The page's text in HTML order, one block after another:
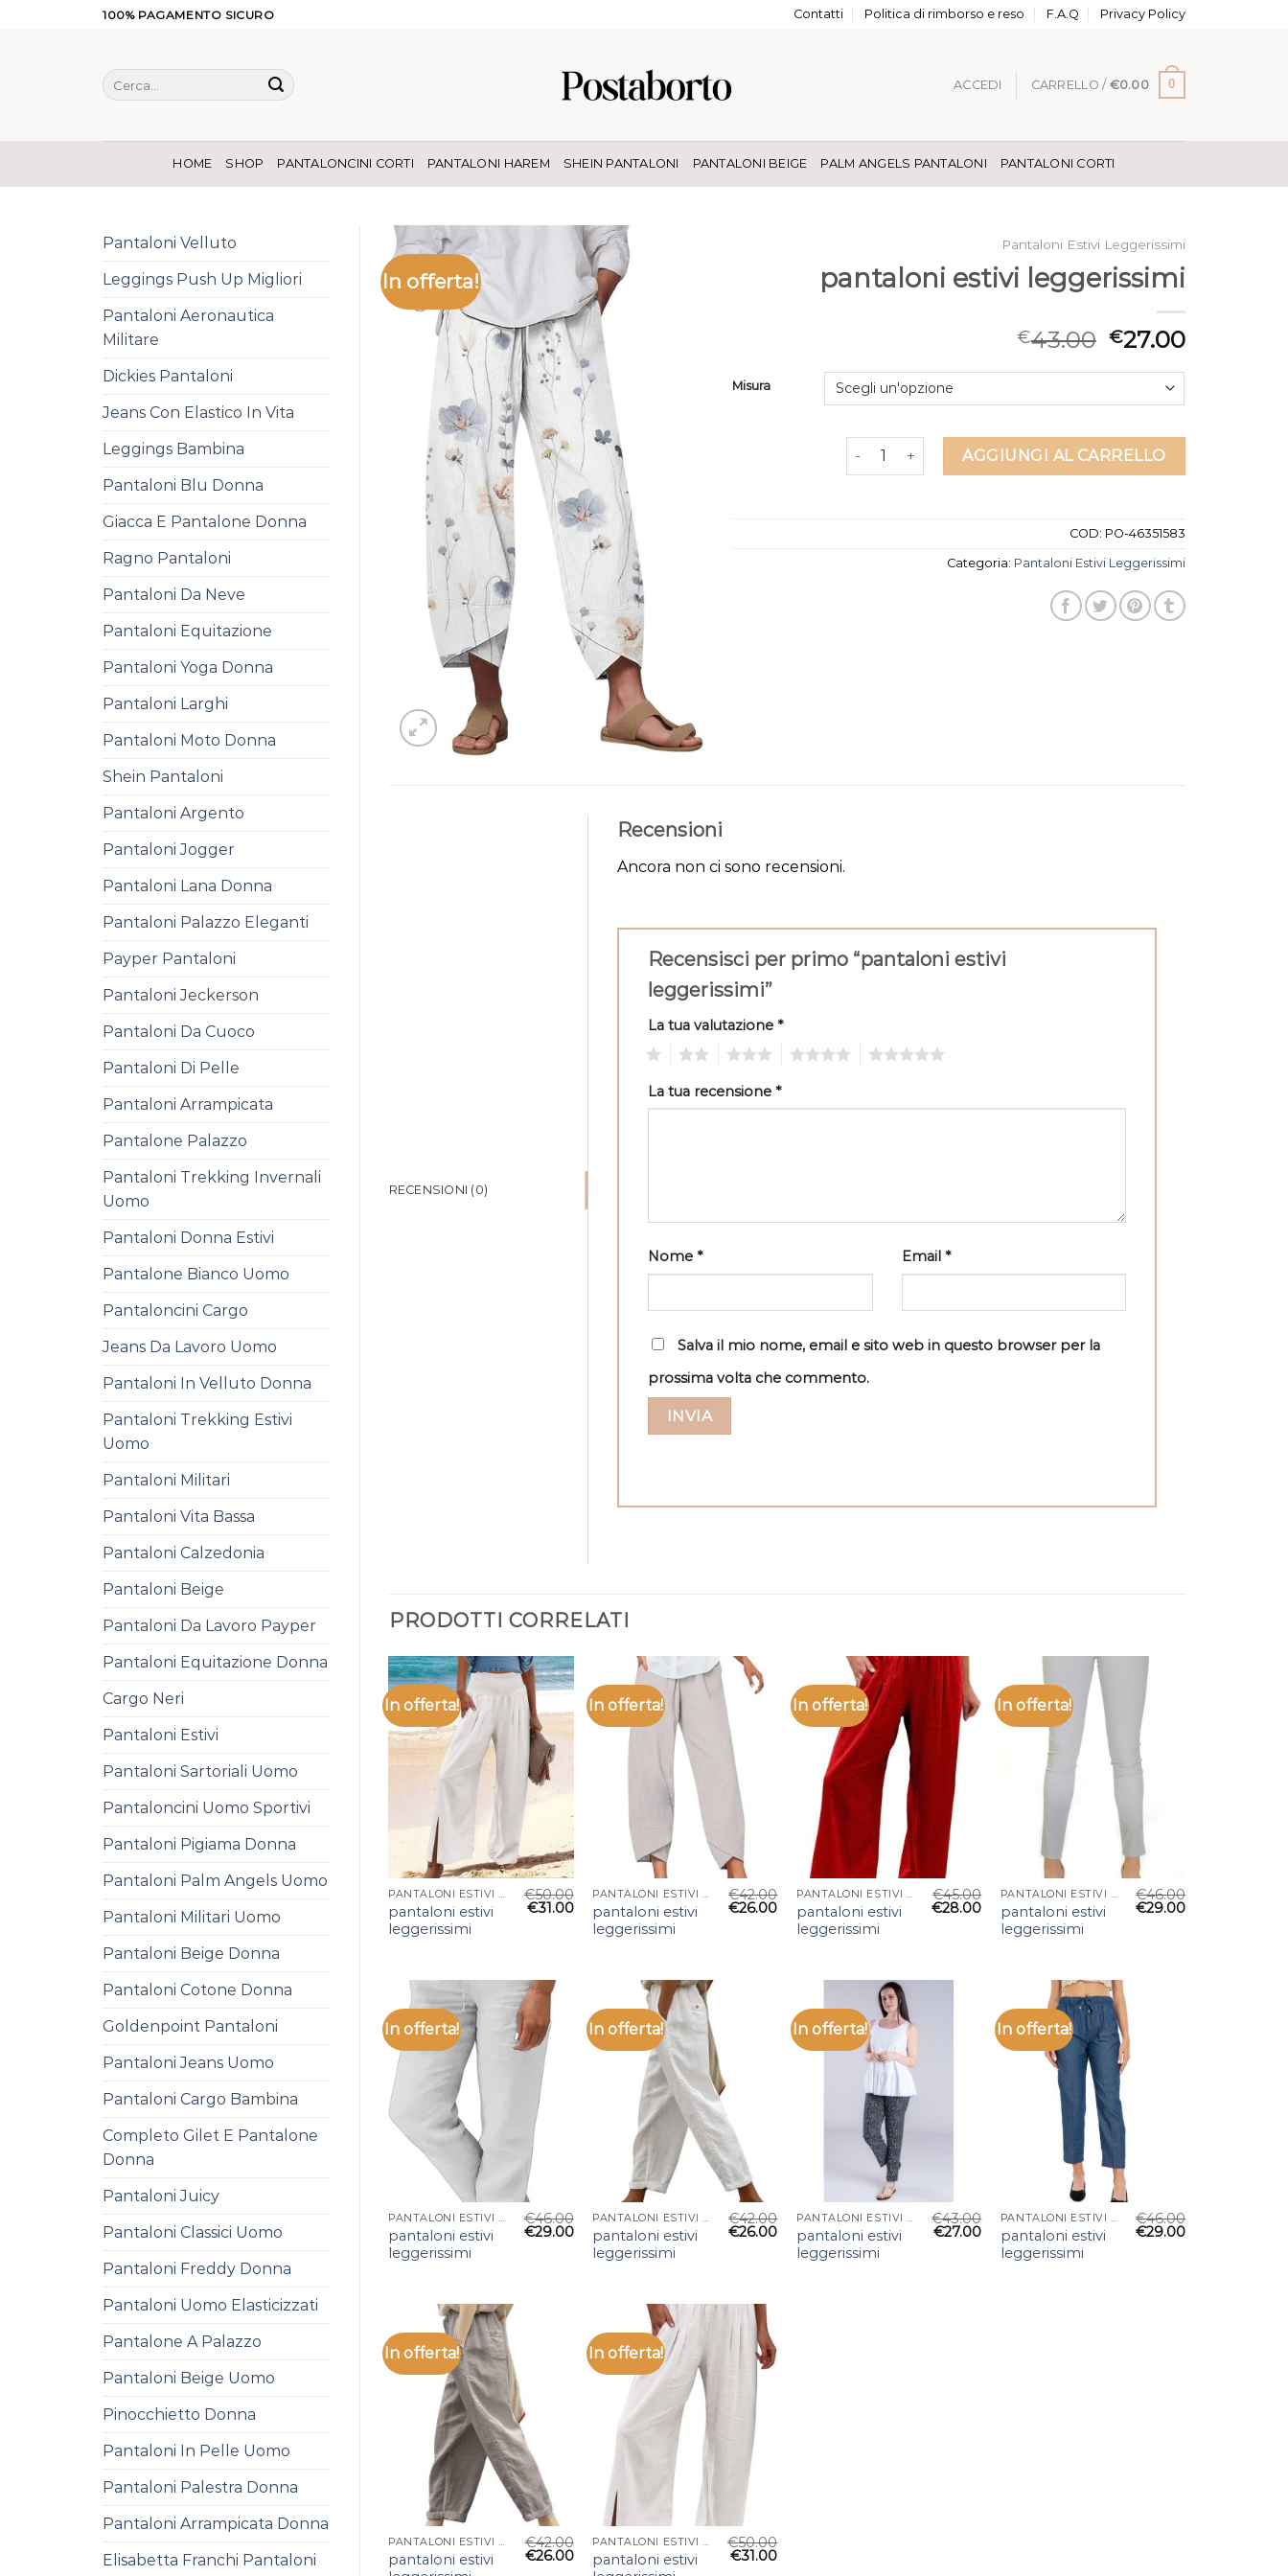
100% PAGAMENTO SICURO Contatti Politica di rimborso e reso F.A.Q Privacy Policy
Cerca:
ACCEDI CARRELLO / €0.00 0
HOME SHOP PANTALONCINI CORTI PANTALONI HAREM SHEIN PANTALONI PANTALONI BEIGE PALM ANGELS PANTALONI PANTALONI CORTI
Pantaloni Velluto
Leggings Push Up Migliori
Pantaloni Aeronautica
Militare
Dickies Pantaloni
Jeans Con Elastico In Vita
Leggings Bambina
Pantaloni Blu Donna
Giacca E Pantalone Donna
Ragno Pantaloni
Pantaloni Da Neve
Pantaloni Equitazione
Pantaloni Yoga Donna
Pantaloni Larghi
Pantaloni Moto Donna
Shein Pantaloni
Pantaloni Argento
Pantaloni Jogger
Pantaloni Lana Donna
Pantaloni Palazzo Eleganti
Payper Pantaloni
Pantaloni Jeckerson
Pantaloni Da Cuoco
Pantaloni Di Pelle
Pantaloni Arrampicata
Pantalone Palazzo
Pantaloni Trekking Invernali
Uomo
Pantaloni Donna Estivi
Pantalone Bianco Uomo
Pantaloncini Cargo
Jeans Da Lavoro Uomo
Pantaloni In Velluto Donna
Pantaloni Trekking Estivi
Uomo
Pantaloni Militari
Pantaloni Vita Bassa
Pantaloni Calzedonia
Pantaloni Beige
Pantaloni Da Lavoro Payper
Pantaloni Equitazione Donna
Cargo Neri
Pantaloni Estivi
Pantaloni Sartoriali Uomo
Pantaloncini Uomo Sportivi
Pantaloni Pigiama Donna
Pantaloni Palm Angels Uomo
Pantaloni Militari Uomo
Pantaloni Beige Donna
Pantaloni Cotone Donna
Goldenpoint Pantaloni
Pantaloni Jeans Uomo
Pantaloni Cargo Bambina
Completo Gilet E Pantalone
Donna
Pantaloni Juicy
Pantaloni Classici Uomo
Pantaloni Freddy Donna
Pantaloni Uomo Elasticizzati
Pantalone A Palazzo
Pantaloni Beige Uomo
Pinocchietto Donna
Pantaloni In Pelle Uomo
Pantaloni Palestra Donna
Pantaloni Arrampicata Donna
Elisabetta Franchi Pantaloni
In offerta!
Pantaloni Estivi Leggerissimi
pantaloni estivi leggerissimi
€43.00 €27.00
Misura
pantaloni estivi leggerissimi quantità
AGGIUNGI AL CARRELLO
COD: PO-46351583
Categoria: Pantaloni Estivi Leggerissimi
RECENSIONI (0)
Recensioni
Ancora non ci sono recensioni.
Recensisci per primo “pantaloni estivi
leggerissimi”
La tua valutazione*
La tua recensione*
Nome* Email *
Salva il mio nome, email e sito web in questo browser per la
prossima volta che commento.
PRODOTTI CORRELATI
In offerta!
PANTALONI ESTIVI LEGGERISSIMI
pantaloni estivi
leggerissimi
€50.00
€31.00
In offerta!
PANTALONI ESTIVI LEGGERISSIMI
pantaloni estivi
leggerissimi
€42.00
€26.00
In offerta!
PANTALONI ESTIVI LEGGERISSIMI
pantaloni estivi
leggerissimi
€45.00
€28.00
In offerta!
PANTALONI ESTIVI LEGGERISSIMI
pantaloni estivi
leggerissimi
€46.00
€29.00
In offerta!
PANTALONI ESTIVI LEGGERISSIMI
pantaloni estivi
leggerissimi
€46.00
€29.00
In offerta!
PANTALONI ESTIVI LEGGERISSIMI
pantaloni estivi
leggerissimi
€42.00
€26.00
In offerta!
PANTALONI ESTIVI LEGGERISSIMI
pantaloni estivi
leggerissimi
€43.00
€27.00
In offerta!
PANTALONI ESTIVI LEGGERISSIMI
pantaloni estivi
leggerissimi
€46.00
€29.00
In offerta!
PANTALONI ESTIVI LEGGERISSIMI
pantaloni estivi
€42.00
€26.00
In offerta!
PANTALONI ESTIVI LEGGERISSIMI
pantaloni estivi
€50.00
€31.00